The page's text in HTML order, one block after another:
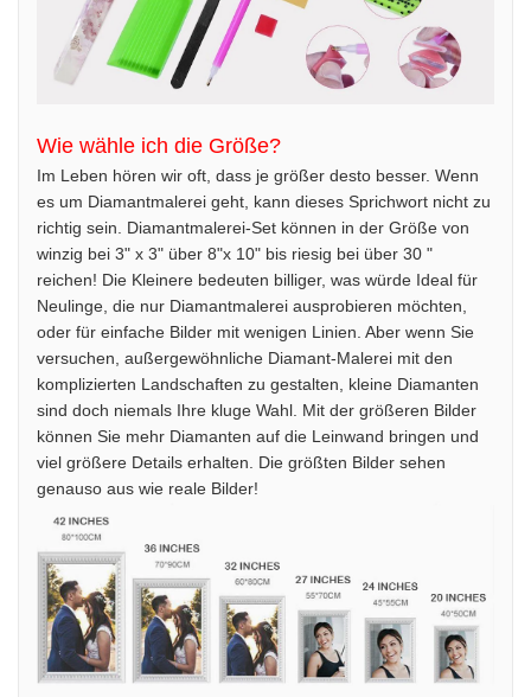
Wie wähle ich die Größe?
Im Leben hören wir oft, dass je größer desto besser. Wenn
es um Diamantmalerei geht, kann dieses Sprichwort nicht zu
richtig sein. Diamantmalerei-Set können in der Größe von
winzig bei 3" x 3" über 8"x 10" bis riesig bei über 30 "
reichen! Die Kleinere bedeuten billiger, was würde Ideal für
Neulinge, die nur Diamantmalerei ausprobieren möchten,
oder für einfache Bilder mit wenigen Linien. Aber wenn Sie
versuchen, außergewöhnliche Diamant-Malerei mit den
komplizierten Landschaften zu gestalten, kleine Diamanten
sind doch niemals Ihre kluge Wahl. Mit der größeren Bilder
können Sie mehr Diamanten auf die Leinwand bringen und
viel größere Details erhalten. Die größten Bilder sehen
genauso aus wie reale Bilder!